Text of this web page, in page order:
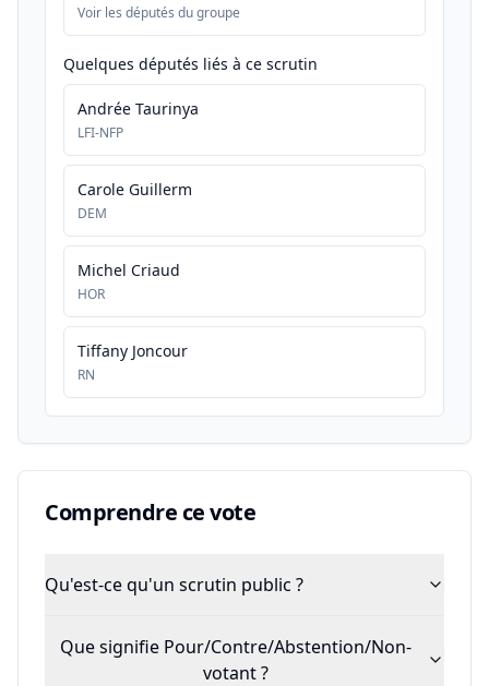
Voir les députés du groupe
Quelques députés liés à ce scrutin
Andrée Taurinya
LFI-NFP
Carole Guillerm
DEM
Michel Criaud
HOR
Tiffany Joncour
RN
Comprendre ce vote
Qu'est-ce qu'un scrutin public ?
Que signifie Pour/Contre/Abstention/Non-
votant ?